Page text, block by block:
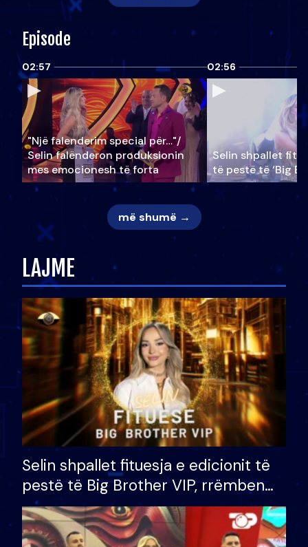
Episode
02:57
"Një falenderim special për…"/
Selin falënderon produksionin
mes emocionesh të forta
02:56
Selin shpallet
të pestë të ‘Big
më shumë →
LAJME
Selin shpallet fituesja e edicionit të
pestë të Big Brother VIP, rrëmben
çmimin e madh prej 100 mijë eurosh